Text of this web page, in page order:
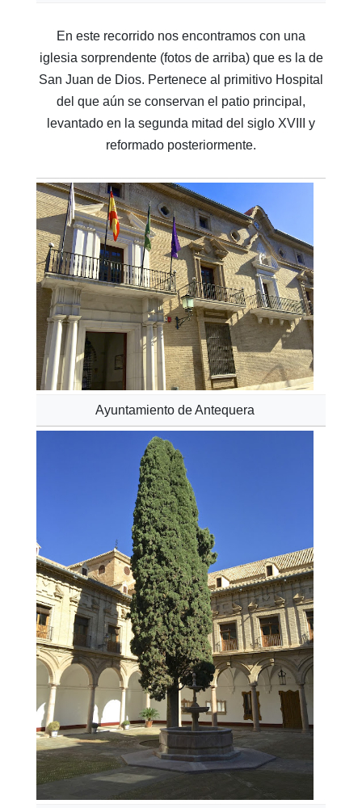
En este recorrido nos encontramos con una
iglesia sorprendente (fotos de arriba) que es la de
San Juan de Dios. Pertenece al primitivo Hospital
del que aún se conservan el patio principal,
levantado en la segunda mitad del siglo XVIII y
reformado posteriormente.
Ayuntamiento de Antequera